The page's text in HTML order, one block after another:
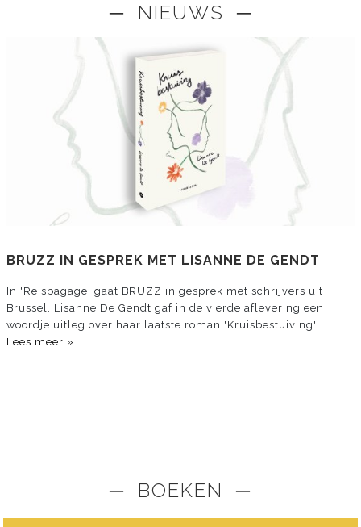
─ NIEUWS ─
BRUZZ IN GESPREK MET LISANNE DE GENDT
In 'Reisbagage' gaat BRUZZ in gesprek met schrijvers uit
Brussel. Lisanne De Gendt gaf in de vierde aflevering een
woordje uitleg over haar laatste roman 'Kruisbestuiving'.
Lees meer »
─ BOEKEN ─